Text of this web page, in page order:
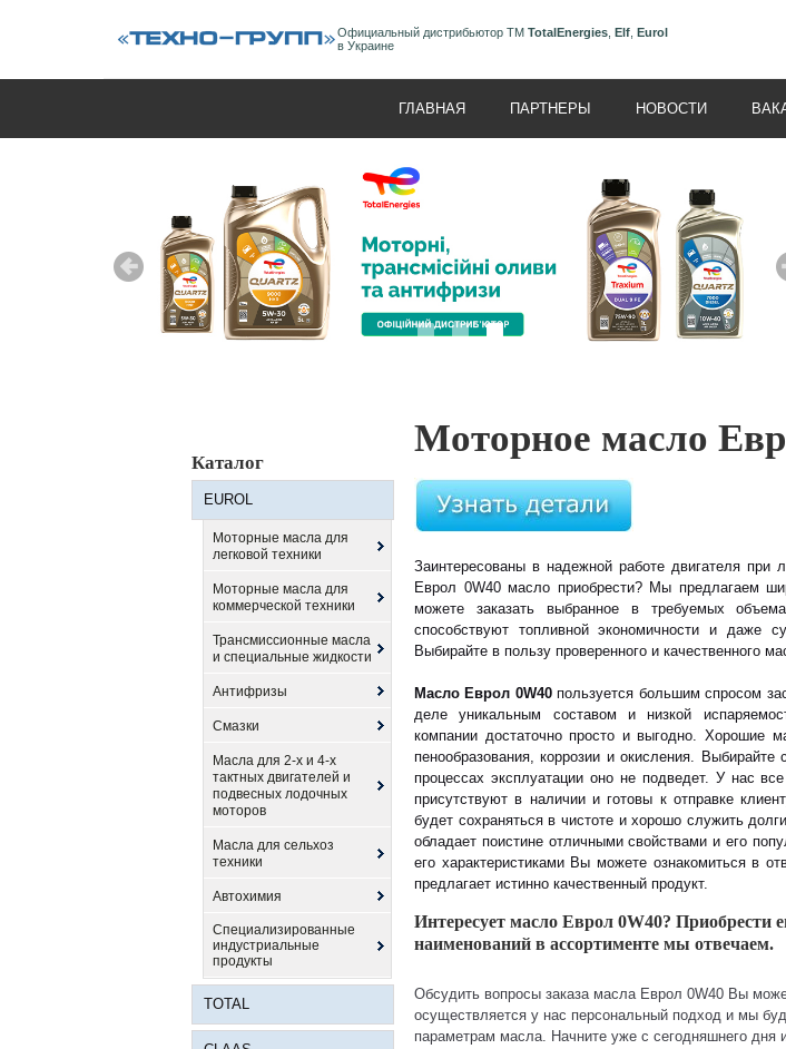
Официальный дистрибьютор ТМ TotalEnergies Elf Eurol
в Украине
ГЛАВНАЯ ПАРТНЕРЫ НОВОСТИ
Каталог
EUROL
Моторные масла для
легковой техники
Моторные масла для
коммерческой техники
Трансмиссионные масла
и специальные жидкости
Антифризы
Смазки
Масла для 2-х и 4-х
тактных двигателей и
подвесных лодочных
моторов
Масла для сельхоз
техники
Автохимия
Специализированные
индустриальные
продукты
TOTAL
Моторное масло
Заинтересованы в надежной работе двигателя
Еврол 0W40 масло приобрести? Мы предлагаем
можете заказать выбранное в требуемых
способствуют топливной экономичности и даже
Выбирайте в пользу проверенного и качественного
Масло Еврол 0W40пользуется большим спросом
деле уникальным составом и низкой
компании достаточно просто и выгодно. Хорошие
пенообразования, коррозии и окисления.
процессах эксплуатации оно не подведет. У нас
присутствуют в наличии и готовы к отправке
будет сохраняться в чистоте и хорошо служить
обладает поистине отличными свойствами и его
его характеристиками Вы можете ознакомиться в
предлагает истинно качественный продукт.
Интересует масло Еврол 0W40? Приобрести
наименований в ассортименте мы отвечаем.
Обсудить вопросы заказа масла Еврол 0W40 Вы
осуществляется у нас персональный подход и мы
параметрам масла. Начните уже с сегодняшнего дня